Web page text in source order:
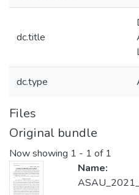
dc.title
dc.type
Files
Original bundle
Now showing 1 - 1 of 1
Name: